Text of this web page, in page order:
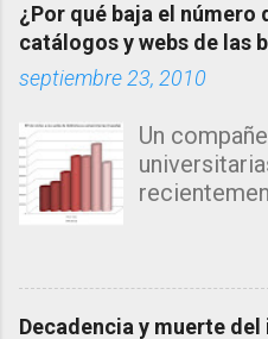
t
a
i
¿Por qué baja el número
catálogos y webs de las
septiembre 23, 2010
Un
en el
Decadencia y muerte